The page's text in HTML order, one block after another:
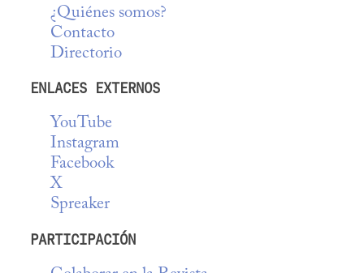
¿Quiénes somos?
Contacto
Directorio
ENLACES EXTERNOS
YouTube
Instagram
Facebook
X
Spreaker
PARTICIPACIÓN